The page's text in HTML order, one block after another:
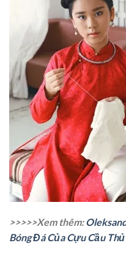
>>>>>Xem thêm:
Bóng Đá Của Cựu Cầu Thủ